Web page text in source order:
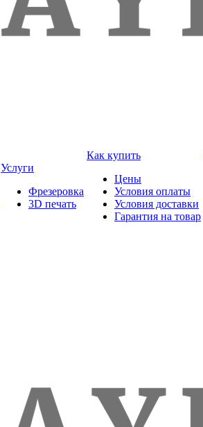
Услуги
Фрезеровка
3D печать
Как купить
Цены
Условия оплаты
Условия доставки
Гарантия на товар